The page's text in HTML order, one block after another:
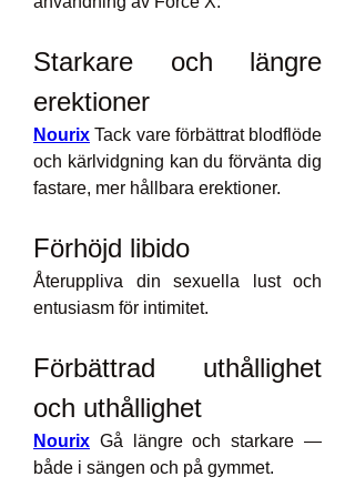
Starkare och längre
erektioner
Nourix Tack vare förbättrat blodflöde
och kärlvidgning kan du förvänta dig
fastare, mer hållbara erektioner.
Förhöjd libido
Återuppliva din sexuella lust och
entusiasm för intimitet.
Förbättrad uthållighet
och uthållighet
Nourix Gå längre och starkare —
både i sängen och på gymmet.